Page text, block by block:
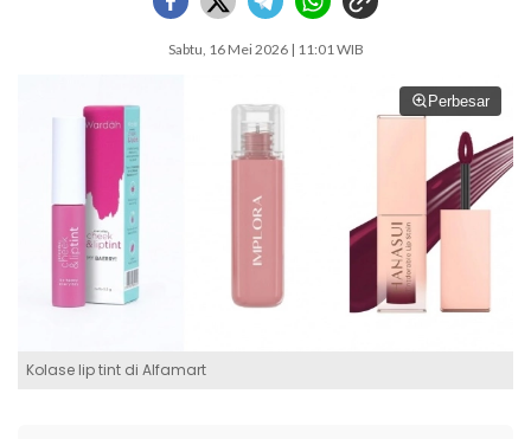
Sabtu, 16 Mei 2026 | 11:01 WIB
Perbesar
Kolase lip tint di Alfamart